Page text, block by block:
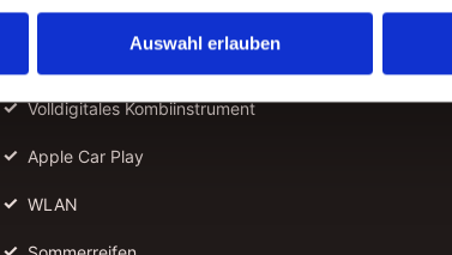
Auswahl erlauben
✓ Fernlichtassistent
✓ Volldigitales Kombiinstrument
✓ Apple Car Play
✓ WLAN